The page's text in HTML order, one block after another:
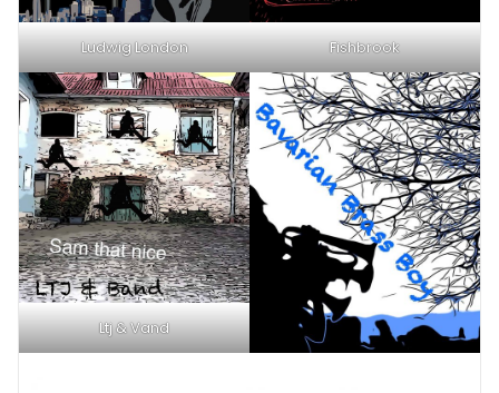
Ludwig London Fishbrook
Ltj & Vand